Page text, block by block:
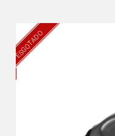
ESGOTADO